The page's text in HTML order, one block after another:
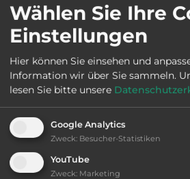
Öffnungszeiten:
Ausstattung:
bis 15,- Euro
Wählen Sie Ihre
Einstellungen
Hier können Sie einsehen und
Information wir über Sie sammeln.
lesen Sie bitte unsere
Google Analytics
Zweck: Besucher-Statistiken
YouTube
Zweck: Marketing